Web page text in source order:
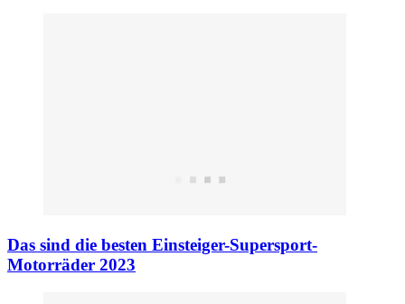
Das sind die besten Einsteiger-Supersport-
Motorräder 2023